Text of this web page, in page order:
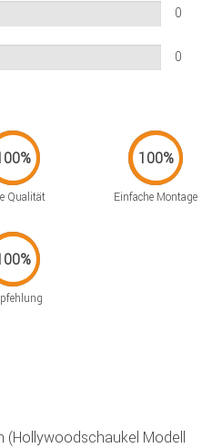
0
0
Qualität Einfache Montage
(Hollywoodschaukel Modell